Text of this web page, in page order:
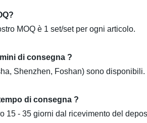
MOQ è 1 set/set per ogni articolo.
di consegna ?
Shenzhen, Foshan) sono disponibili.
di consegna ?
15 - 35 giorni dal ricevimento del